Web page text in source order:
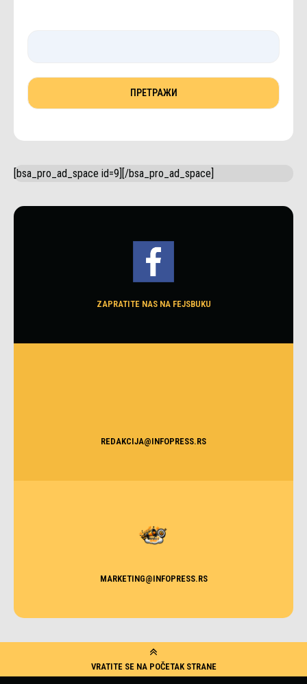
[bsa_pro_ad_space id=9][/bsa_pro_ad_space]
ZAPRATITE NAS NA FEJSBUKU
REDAKCIJA@INFOPRESS.RS
MARKETING@INFOPRESS.RS
VRATITE SE NA POČETAK STRANE